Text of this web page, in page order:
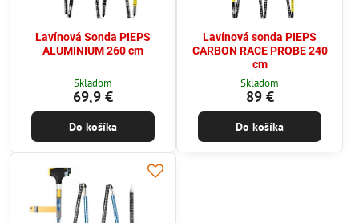
Lavínová Sonda PIEPS
ALUMINIUM 260 cm
Skladom
69,9 €
Do košíka
Lavínová sonda PIEPS
CARBON RACE PROBE 240
cm
Skladom
89 €
Do košíka